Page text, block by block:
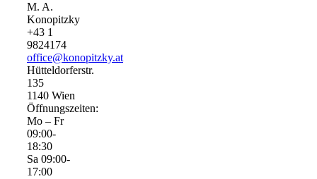
M. A.
Konopitzky
+43 1
9824174
office@konopitzky.at
Hütteldorferstr.
135
1140 Wien
Öffnungszeiten:
Mo – Fr
09:00-
18:30
Sa 09:00-
17:00